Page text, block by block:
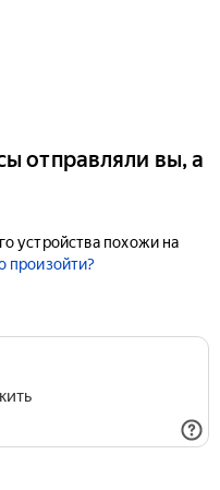
отправляли вы, а
устройства похожи на
произойти?